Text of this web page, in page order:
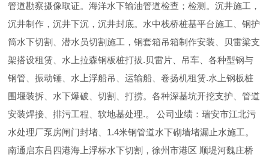
管道勘察摄像取证。海洋水下输油管道检查；检测。沉井施工，
沉井制作，沉井下沉，沉井封底。水中栈桥桩基平台施工、钢护
筒水下切割、潜水员切割施工，钢套箱吊箱制作安装、贝雷梁支
架搭设租赁、水上拉森钢板桩打拔.贝雷片、吊车、各种型钢与
钢管、振动锤、水上浮船吊、运输船、卷扬机租赁.水上钢板桩
围堰装拆、水下爆破、切割、打捞。各种深基坑开挖支护、管道
安装焊接、排污工程、软地基处理.。 公司业绩：瑞安市江北污
水处理厂泵房闸门封堵、1.4米钢管道水下砌墙堵漏止水施工。
南通启东吕四港海上浮标水下切割，徐州市港区 顺堤河魏庄桥